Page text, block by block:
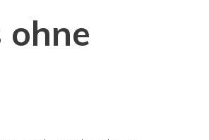
ohne